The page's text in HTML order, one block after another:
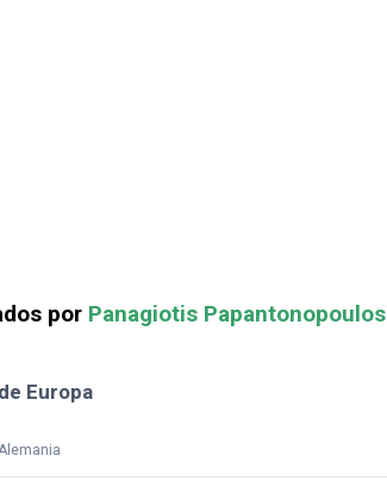
por Panagiotis Papantonopoulos
Europa